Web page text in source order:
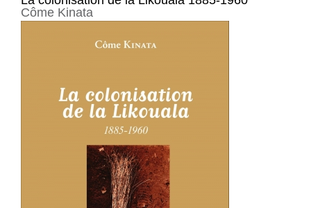
XXe siècle
Thématiques
Côme Kinata